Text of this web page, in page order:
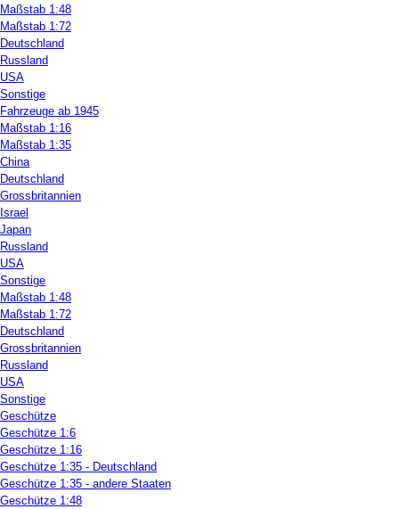
Maßstab 1:48
Maßstab 1:72
Deutschland
Russland
USA
Sonstige
Fahrzeuge ab 1945
Maßstab 1:16
Maßstab 1:35
China
Deutschland
Grossbritannien
Israel
Japan
Russland
USA
Sonstige
Maßstab 1:48
Maßstab 1:72
Deutschland
Grossbritannien
Russland
USA
Sonstige
Geschütze
Geschütze 1:6
Geschütze 1:16
Geschütze 1:35 - Deutschland
Geschütze 1:35 - andere Staaten
Geschütze 1:48